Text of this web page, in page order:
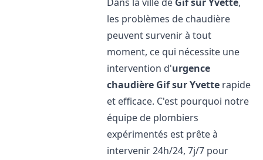
les problèmes de chaudière
peuvent survenir à tout
moment, ce qui nécessite une
intervention d'urgence
chaudière Gif sur Yvette rapide
et efficace. C'est pourquoi notre
équipe de plombiers
expérimentés est prête à
intervenir 24h/24, 7j/7 pour